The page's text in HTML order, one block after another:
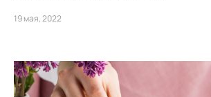
19 мая, 2022